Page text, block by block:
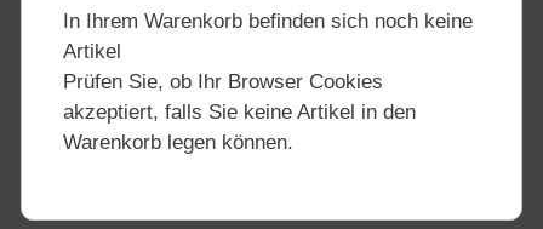
In Ihrem Warenkorb befinden sich noch keine
Artikel
Prüfen Sie, ob Ihr Browser Cookies
akzeptiert, falls Sie keine Artikel in den
Warenkorb legen können.